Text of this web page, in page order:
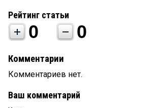
Рейтинг статьи
0 0
Комментарии
Комментариев нет.
Ваш комментарий